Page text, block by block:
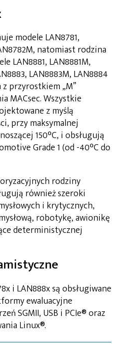
modele LAN8781,
natomiast rodzina
LAN8881, LAN8881M,
LAN8883M, LAN8884
przyrostkiem „M”
MACsec. Wszystkie
z myślą
przy maksymalnej
150°C, i obsługują
Grade 1 (od -40°C do
rodziny
również szeroki
i krytycznych,
robotykę, awionikę
deterministycznej
i LAN888x są obsługiwane
ewaluacyjne
SGMII, USB i PCIe® oraz
Linux®.